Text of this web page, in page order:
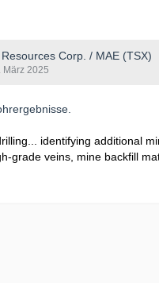
Corp. / MAE (TSX)
März 2025
identifying additional
grade veins, mine backfill